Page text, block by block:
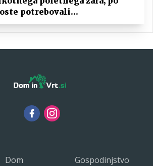
potrebovali
spanca
Dom
Gospodinjstvo